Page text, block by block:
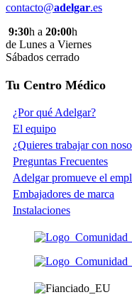
contacto@adelgar.es
9:30h a 20:00h
de Lunes a Viernes
Sábados cerrado
Tu Centro Médico
¿Por qué Adelgar?
El equipo
¿Quieres trabajar con
Preguntas Frecuentes
Adelgar promueve el
Embajadores de marca
Instalaciones